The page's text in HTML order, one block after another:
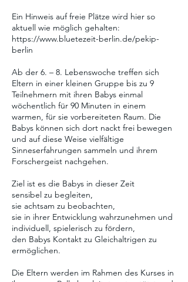
Ein Hinweis auf freie Plätze wird hier so
aktuell wie möglich gehalten:
https://www.bluetezeit-berlin.de/pekip-
berlin
Ab der 6. – 8. Lebenswoche treffen sich
Eltern in einer kleinen Gruppe bis zu 9
Teilnehmern mit ihren Babys einmal
wöchentlich für 90 Minuten in einem
warmen, für sie vorbereiteten Raum. Die
Babys können sich dort nackt frei bewegen
und auf diese Weise vielfältige
Sinneserfahrungen sammeln und ihrem
Forschergeist nachgehen.
Ziel ist es die Babys in dieser Zeit
sensibel zu begleiten,
sie achtsam zu beobachten,
sie in ihrer Entwicklung wahrzunehmen und
individuell, spielerisch zu fördern,
den Babys Kontakt zu Gleichaltrigen zu
ermöglichen.
Die Eltern werden im Rahmen des Kurses in